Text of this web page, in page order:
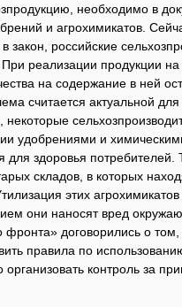
необходимо в
и агрохимикатов.
закон, российские
реализации продукции на
на содержание в ней
считается актуальной
удобрениями и
для здоровья
складов, в которых
этих
они наносят вред
фронта» договорились о
правила по
контроль за